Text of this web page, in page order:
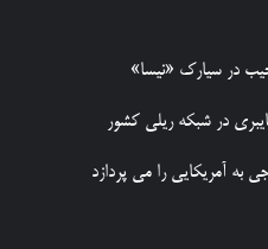
در سیارک «نیسا»
در شبکه ریلی کشور
به آمریکایی را می پردازد